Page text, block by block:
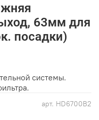
арт. HD6700B2
63мм для
посадки)
системы.